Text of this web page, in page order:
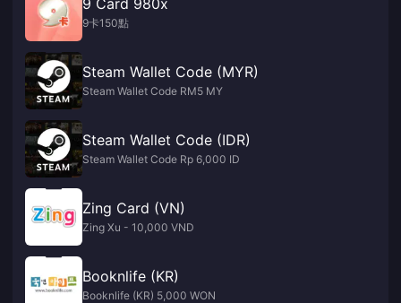
9卡150點
Steam Wallet Code (MYR)
Steam Wallet Code RM5 MY
Steam Wallet Code (IDR)
Steam Wallet Code Rp 6,000 ID
Zing Card (VN)
Zing Xu - 10,000 VND
Booknlife (KR)
Booknlife (KR) 5,000 WON